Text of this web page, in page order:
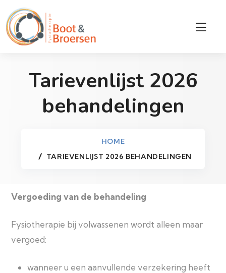
Tarievenlijst 2026
behandelingen
HOME
TARIEVENLIJST 2026 BEHANDELINGEN
Vergoeding van de behandeling
Fysiotherapie bij volwassenen wordt alleen maar
vergoed:
wanneer u een aanvullende verzekering heeft